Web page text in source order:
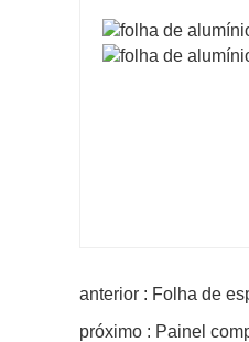
anterior : Folha de
próximo : Painel